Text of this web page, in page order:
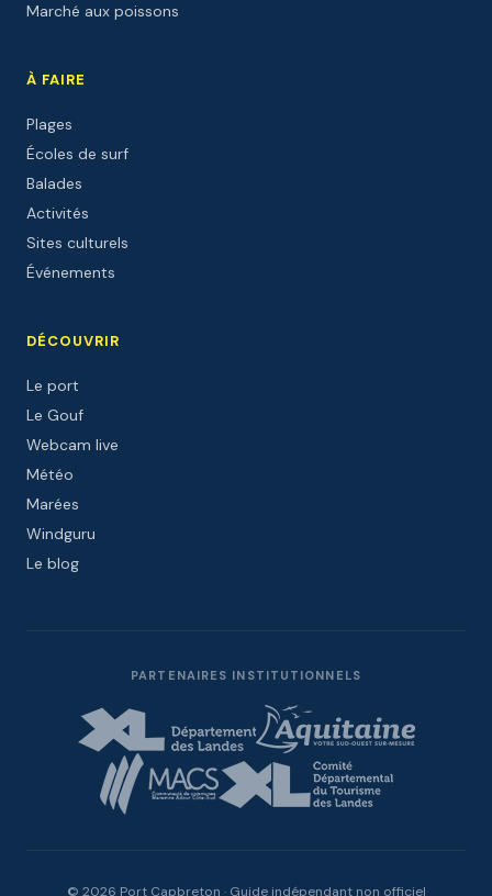
Marché aux poissons
À FAIRE
Plages
Écoles de surf
Balades
Activités
Sites culturels
Événements
DÉCOUVRIR
Le port
Le Gouf
Webcam live
Météo
Marées
Windguru
Le blog
PARTENAIRES INSTITUTIONNELS
© 2026 Port Capbreton · Guide indépendant non officiel